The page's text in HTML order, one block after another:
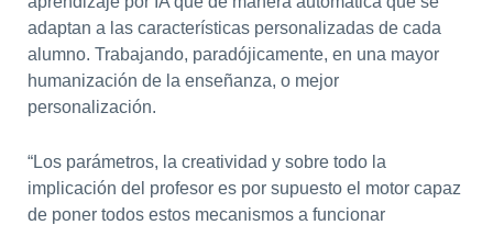
adaptan a las características personalizadas de cada
alumno. Trabajando, paradójicamente, en una mayor
humanización de la enseñanza, o mejor
personalización.
“Los parámetros, la creatividad y sobre todo la
implicación del profesor es por supuesto el motor capaz
de poner todos estos mecanismos a funcionar